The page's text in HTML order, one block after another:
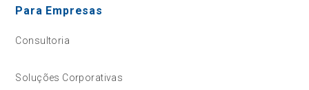
Para Empresas
Consultoria
Soluções Corporativas